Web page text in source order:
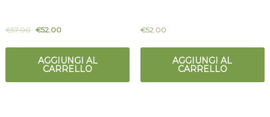
€57.00 €52.00
AGGIUNGI AL
CARRELLO
€52.00
AGGIUNGI AL
CARRELLO